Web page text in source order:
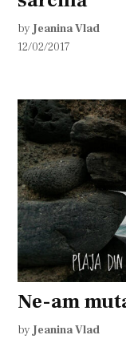
by Jeanina Vlad
12/02/2017
Ne-am
by Jeanina Vlad